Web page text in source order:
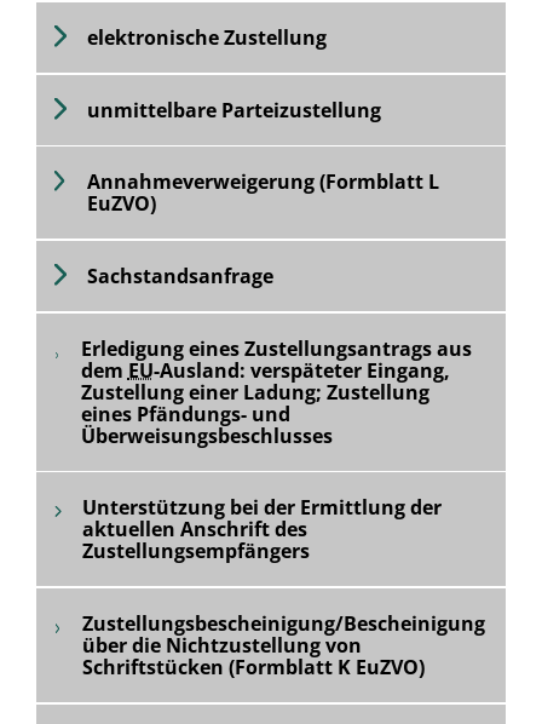
elektronische Zustellung
unmittelbare Parteizustellung
Annahmeverweigerung (Formblatt L
EuZVO)
Sachstandsanfrage
Erledigung eines Zustellungsantrags aus
dem EU-Ausland: verspäteter Eingang,
Zustellung einer Ladung; Zustellung
eines Pfändungs- und
Überweisungsbeschlusses
Unterstützung bei der Ermittlung der
aktuellen Anschrift des
Zustellungsempfängers
Zustellungsbescheinigung/Bescheinigung
über die Nichtzustellung von
Schriftstücken (Formblatt K EuZVO)